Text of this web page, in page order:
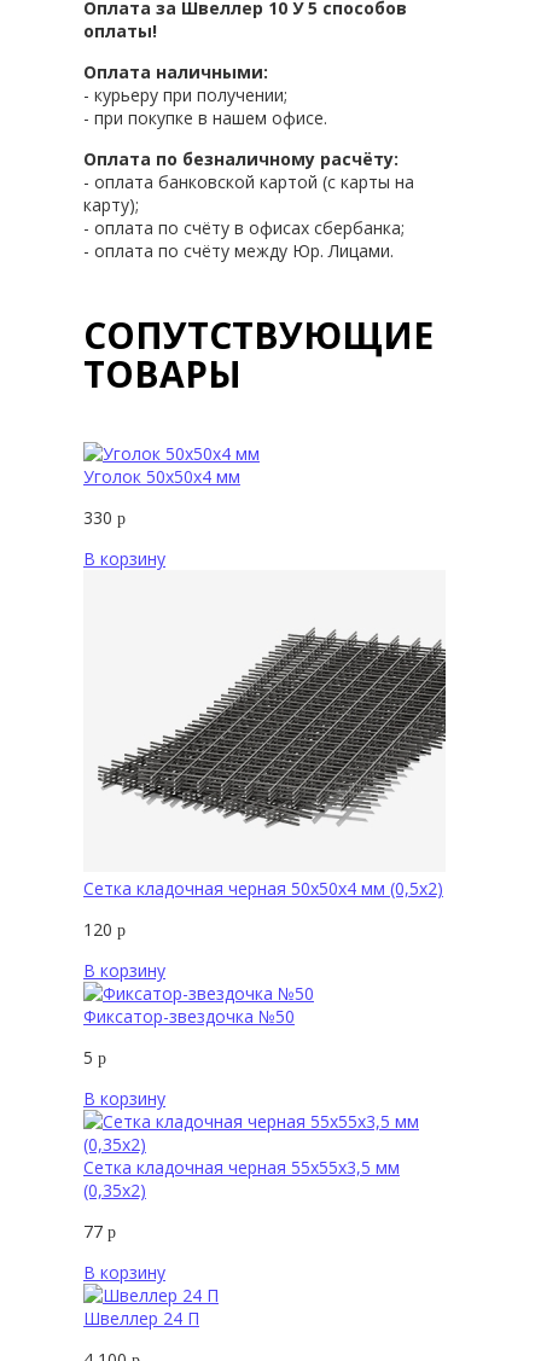
Оплата за Швеллер 10 У 5 способов
оплаты!
Оплата наличными:
- курьеру при получении;
- при покупке в нашем офисе.
Оплата по безналичному расчёту:
- оплата банковской картой (с карты на
карту);
- оплата по счёту в офисах сбербанка;
- оплата по счёту между Юр. Лицами.
СОПУТСТВУЮЩИЕ
ТОВАРЫ
Уголок 50х50х4 мм
330 р
В корзину
Сетка кладочная черная 50х50х4 мм (0,5х2)
120 р
В корзину
Фиксатор-звездочка №50
5 р
В корзину
Сетка кладочная черная 55х55х3,5 мм
(0,35х2)
77 р
В корзину
Швеллер 24 П